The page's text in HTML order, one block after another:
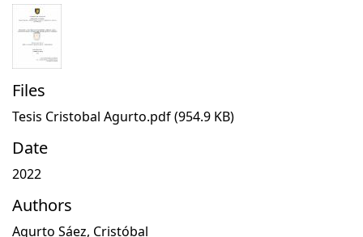
Files
Tesis Cristobal Agurto.pdf(954.9 KB)
Date
2022
Authors
Agurto Sáez, Cristóbal